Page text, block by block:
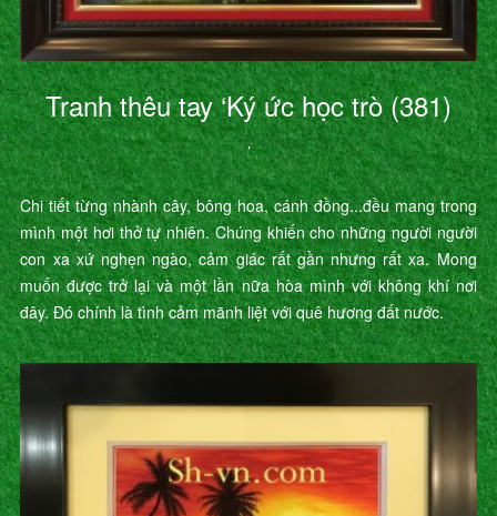
Tranh thêu tay ‘Ký ức học trò (381)
’
Chi tiết từng nhành cây, bông hoa, cánh đồng...đều mang trong
mình một hơi thở tự nhiên. Chúng khiến cho những người người
con xa xứ nghẹn ngào, cảm giác rất gần nhưng rất xa. Mong
muốn được trở lại và một lần nữa hòa mình với không khí nơi
đây. Đó chính là tình cảm mãnh liệt với quê hương đất nước.